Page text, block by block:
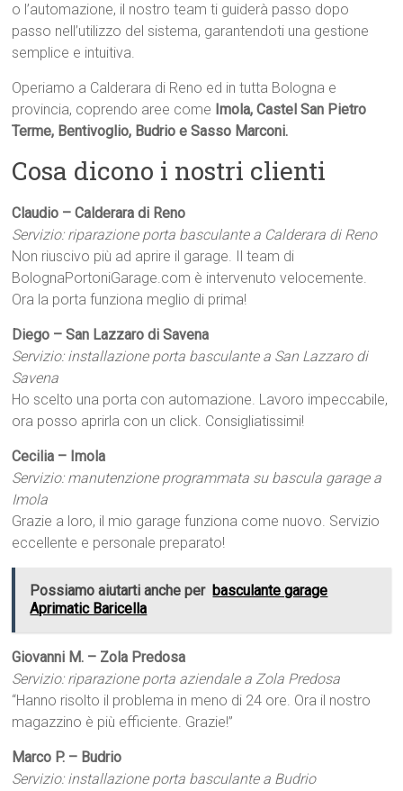
o l’automazione, il nostro team ti guiderà passo dopo
passo nell’utilizzo del sistema, garantendoti una gestione
semplice e intuitiva.
Operiamo a Calderara di Reno ed in tutta Bologna e
provincia, coprendo aree come Imola, Castel San Pietro
Terme, Bentivoglio, Budrio e Sasso Marconi.
Cosa dicono i nostri clienti
Claudio – Calderara di Reno
Servizio: riparazione porta basculante a Calderara di Reno
Non riuscivo più ad aprire il garage. Il team di
BolognaPortoniGarage.com è intervenuto velocemente.
Ora la porta funziona meglio di prima!
Diego – San Lazzaro di Savena
Servizio: installazione porta basculante a San Lazzaro di
Savena
Ho scelto una porta con automazione. Lavoro impeccabile,
ora posso aprirla con un click. Consigliatissimi!
Cecilia – Imola
Servizio: manutenzione programmata su bascula garage a
Imola
Grazie a loro, il mio garage funziona come nuovo. Servizio
eccellente e personale preparato!
Possiamo aiutarti anche per basculante garage
Aprimatic Baricella
Giovanni M. – Zola Predosa
Servizio: riparazione porta aziendale a Zola Predosa
“Hanno risolto il problema in meno di 24 ore. Ora il nostro
magazzino è più efficiente. Grazie!”
Marco P. – Budrio
Servizio: installazione porta basculante a Budrio